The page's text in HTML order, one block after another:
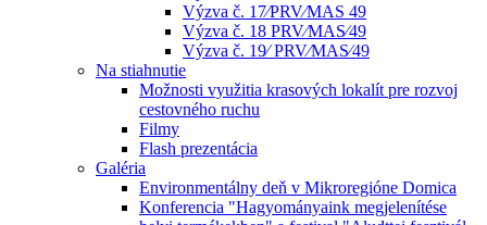
Výzva č. 17⁄PRV⁄MAS 49
Výzva č. 18 PRV⁄MAS⁄49
Výzva č. 19⁄ PRV⁄MAS⁄49
Na stiahnutie
Možnosti využitia krasových lokalít pre rozvoj
cestovného ruchu
Filmy
Flash prezentácia
Galéria
Environmentálny deň v Mikroregióne Domica
Konferencia "Hagyományaink megjelenítése